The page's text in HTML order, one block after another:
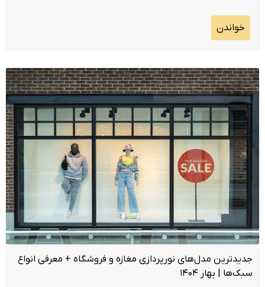
خواندن
جدیدترین مدل‌های نورپردازی مغازه و فروشگاه + معرفی انواع
سبک‌‌ها | بهار ۱۴۰۴